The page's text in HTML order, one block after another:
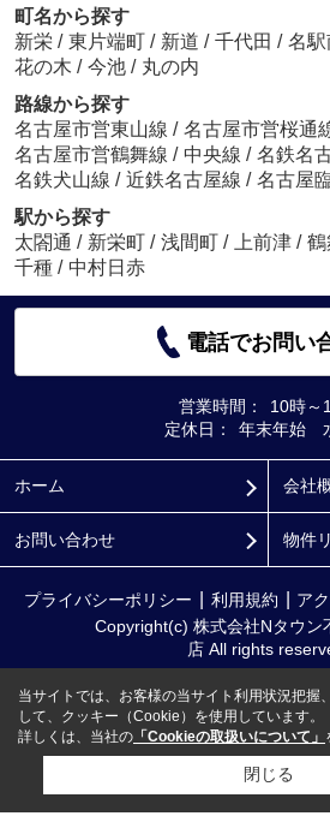
町名から探す
新栄 / 東片端町 / 新道 / 千代田 / 名駅
花の木 / 今池 / 丸の内
路線から探す
名古屋市営東山線 / 名古屋市営桜通
名古屋市営鶴舞線 / 中央線 / 名鉄名
名鉄犬山線 / 近鉄名古屋線 / 名古屋
駅から探す
太閤通 / 新栄町 / 浅間町 / 上前津 / 鶴
千種 / 中村日赤
電話でお問い
営業時間：
10時～
定休日：
年末年始
ホーム 会社
お問い合わせ 物件
プライバシーポリシー 利用規約 ア
Copyright(c) 株式会社Nタウン
店 All rights
当サイトでは、お客様の当サイト利用状況把握
して、クッキー（Cookie）を使用しています。
詳しくは、当社の 「Cookieの取扱いについて」
閉じる